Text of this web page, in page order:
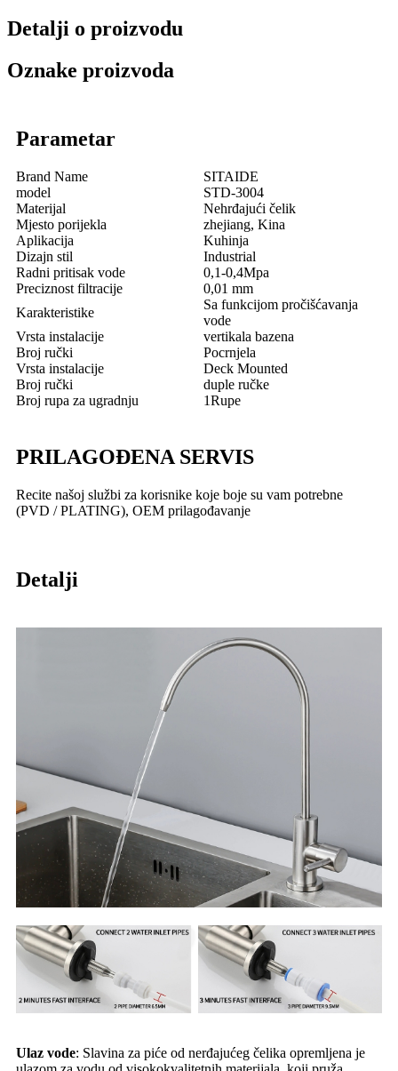
Detalji o proizvodu
Oznake proizvoda
Parametar
Brand Name
SITAIDE
model
STD-3004
Materijal
Nehrđajući čelik
Mjesto porijekla
zhejiang, Kina
Aplikacija
Kuhinja
Dizajn stil
Industrial
Radni pritisak vode
0,1-0,4Mpa
Preciznost filtracije
0,01 mm
Karakteristike
Sa funkcijom pročišćavanja
vode
Vrsta instalacije
vertikala bazena
Broj ručki
Pocrnjela
Vrsta instalacije
Deck Mounted
Broj ručki
duple ručke
Broj rupa za ugradnju
1Rupe
PRILAGOĐENA SERVIS
Recite našoj službi za korisnike koje boje su vam potrebne
(PVD / PLATING), OEM prilagođavanje
Detalji
Ulaz vode: Slavina za piće od nerđajućeg čelika opremljena je